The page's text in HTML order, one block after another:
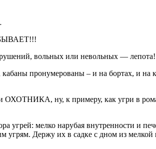
вольных или невольных — лепота!
пронумерованы – и на бортах, и
ОХОТНИКА, ну, к примеру, как угри в
угрей: мелко нарубая внутренности и
угрям. Держу их в садке с дном из